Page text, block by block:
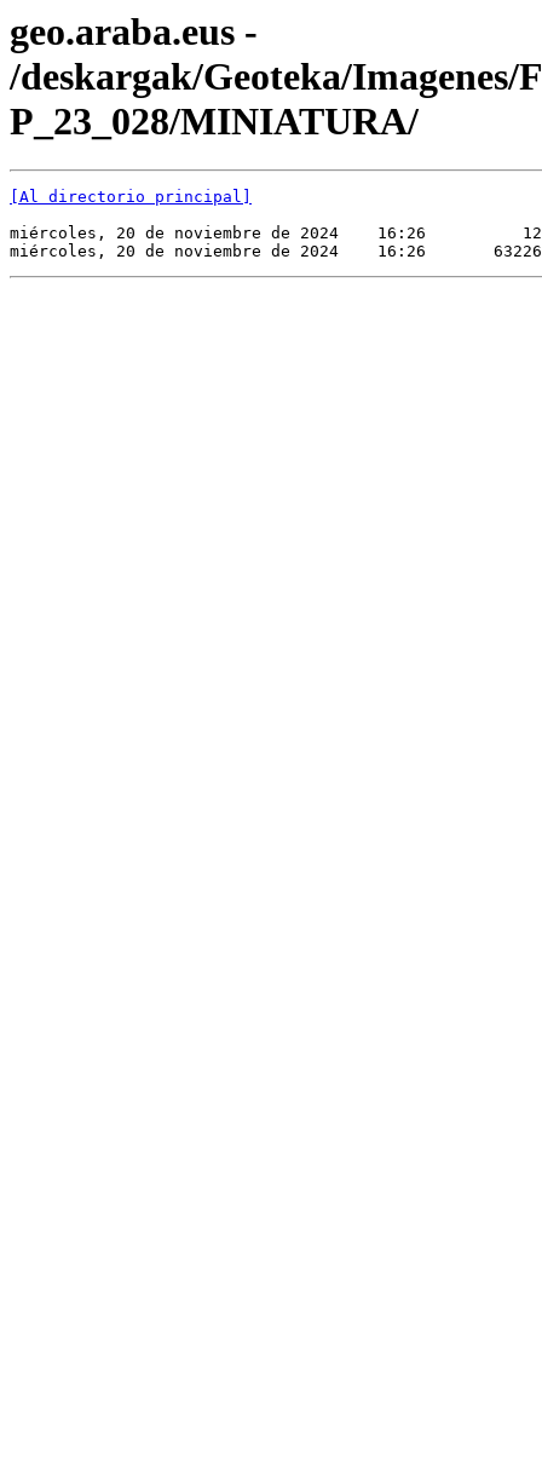
geo.araba.eus -
/deskargak/Geoteka/Imagenes/
P_23_028/MINIATURA/
[Al directorio principal]
miércoles, 20 de noviembre de 2024    16:26
miércoles, 20 de noviembre de 2024    16:26